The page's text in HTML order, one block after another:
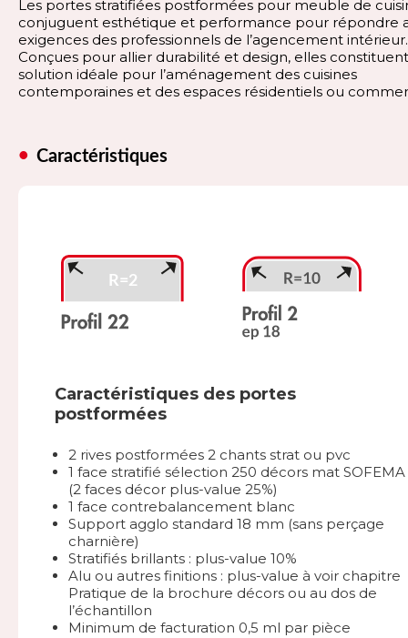
Les portes stratifiées postformées pour meuble de
conjuguent esthétique et performance pour répondre
exigences des professionnels de l’agencement intérieur.
Conçues pour allier durabilité et design, elles
solution idéale pour l’aménagement des cuisines
contemporaines et des espaces résidentiels ou
Caractéristiques
Caractéristiques des portes
postformées
2 rives postformées 2 chants strat ou pvc
1 face stratifié sélection 250 décors mat SOFEMA
(2 faces décor plus-value 25%)
1 face contrebalancement blanc
Support agglo standard 18 mm (sans perçage
charnière)
Stratifiés brillants : plus-value 10%
Alu ou autres finitions : plus-value à voir chapitre
Pratique de la brochure décors ou au dos de
l’échantillon
Minimum de facturation 0,5 ml par pièce